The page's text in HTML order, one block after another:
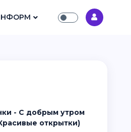
открытки)